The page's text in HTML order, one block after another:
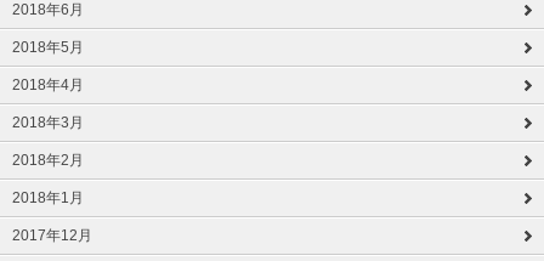
2018年6月
2018年5月
2018年4月
2018年3月
2018年2月
2018年1月
2017年12月